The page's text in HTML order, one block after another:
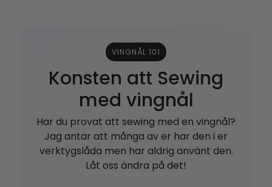
VINGNÅL 101
Konsten att Sewing
med vingnål
Har du provat att sewing med en vingnål?
Jag antar att många av er har den i er
verktygslåda men har aldrig använt den.
Låt oss ändra på det!